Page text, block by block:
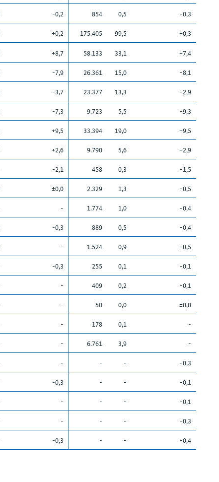
-0,2 854 0,5
-0,3
+0,2 175.405 99,5
+0,3
+8,7 58.133 33,1
+7,4
-7,9 26.361 15,0
-8,1
-3,7 23.377 13,3
-2,9
-7,3 9.723 5,5
-9,3
+9,5 33.394 19,0
+9,5
+2,6 9.790 5,6
+2,9
-2,1 458 0,3
-1,5
±0,0 2.329 1,3
-0,5
- 1.774 1,0
-0,4
-0,3 889 0,5
-0,4
- 1.524 0,9
+0,5
-0,3 255 0,1
-0,1
- 409 0,2
-0,1
- 50 0,0
±0,0
- 178 0,1
-
- 6.761 3,9
-
- - -
-0,3
-0,3 - -
-0,1
- - -
-0,1
- - -
-0,3
-0,3 - - -0,4